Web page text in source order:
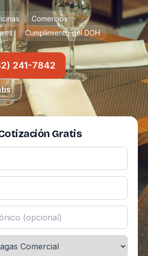
Comercios
Cumplimiento del DOH
241-7842
Gratis